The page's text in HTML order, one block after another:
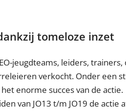
tomeloze inzet
jeugdteams, leiders,
verkocht. Onder een
enorme succes van de actie.
van JO13 t/m JO19 de actie